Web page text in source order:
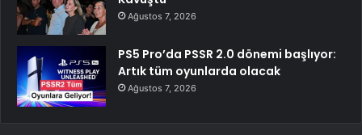
Ağustos 7, 2026
PS5 Pro’da PSSR 2.0 dönemi başlıyor:
Artık tüm oyunlarda olacak
Ağustos 7, 2026